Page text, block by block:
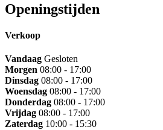
Openingstijden
Verkoop
Vandaag Gesloten
Morgen 08:00 - 17:00
Dinsdag 08:00 - 17:00
Woensdag 08:00 - 17:00
Donderdag 08:00 - 17:00
Vrijdag 08:00 - 17:00
Zaterdag 10:00 - 15:30